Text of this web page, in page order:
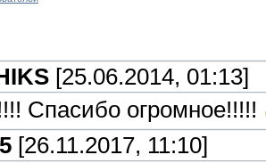
[25.06.2014, 01:13]
Спасибо огромное!!!!!
[26.11.2017, 11:10]